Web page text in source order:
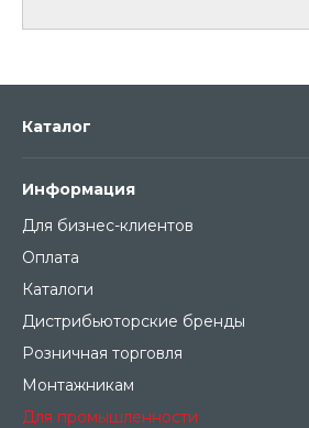
Каталог
Информация
Для бизнес-клиентов
Оплата
Каталоги
Дистрибьюторские бренды
Розничная торговля
Монтажникам
Для промышленности